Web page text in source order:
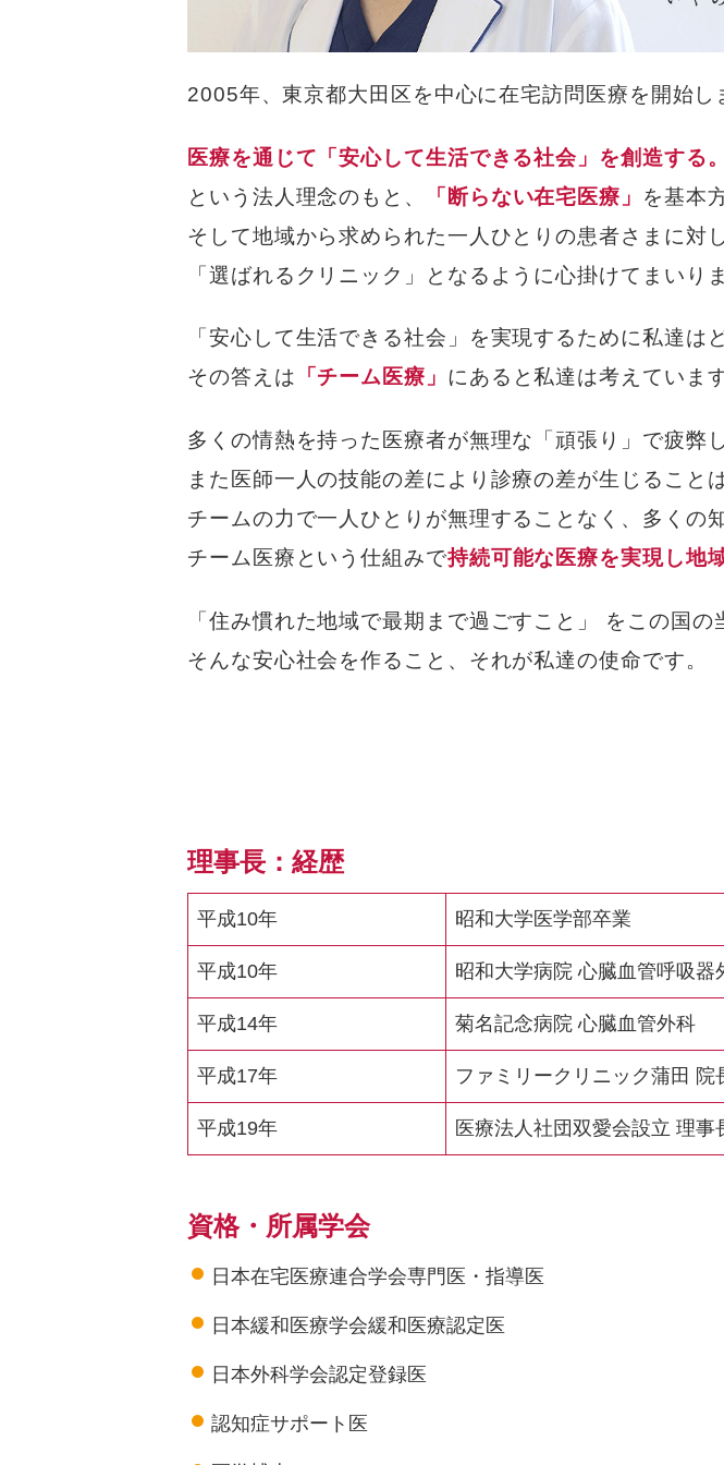
2005年、東京都大田区を中心に在宅訪問医療を開始し
医療を通じて「安心して生活できる社会」を創造する。
という法人理念のもと、
「断らない在宅医療」 を基本
そして地域から求められた一人ひとりの患者さまに対
「選ばれるクリニック」となるように心掛けてまいり
「安心して生活できる社会」を実現するために私達は
その答えは 「チーム医療」 にあると私達は考えています
多くの情熱を持った医療者が無理な「頑張り」で疲弊
また医師一人の技能の差により診療の差が生じること
チームの力で一人ひとりが無理することなく、多くの
チーム医療という仕組みで持続可能な医療を実現し地
「住み慣れた地域で最期まで過ごすこと」 をこの国の
そんな安心社会を作ること、それが私達の使命です。
理事長：経歴
平成10年 昭和大学医学部卒業
平成10年 昭和大学病院 心臓血管呼吸器
平成14年 菊名記念病院 心臓血管外科
平成17年 ファミリークリニック蒲田 院
平成19年 医療法人社団双愛会設立 理事
資格・所属学会
日本在宅医療連合学会専門医・指導医
日本緩和医療学会緩和医療認定医
日本外科学会認定登録医
認知症サポート医